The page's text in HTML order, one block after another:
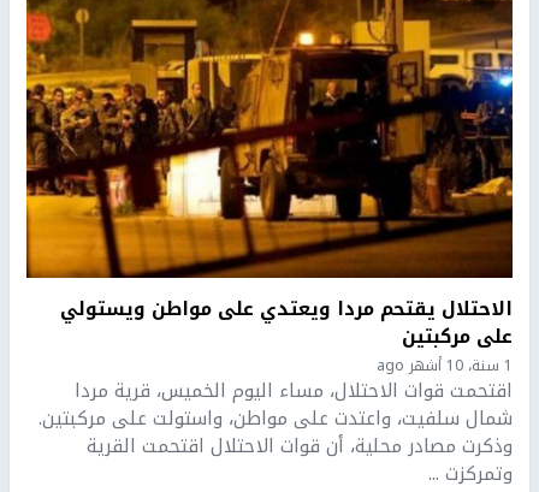
الاحتلال يقتحم مردا ويعتدي على مواطن ويستولي
على مركبتين
1 سنة، 10 أشهر ago
اقتحمت قوات الاحتلال، مساء اليوم الخميس، قرية مردا
شمال سلفيت، واعتدت على مواطن، واستولت على مركبتين.
وذكرت مصادر محلية، أن قوات الاحتلال اقتحمت القرية
وتمركزت ...